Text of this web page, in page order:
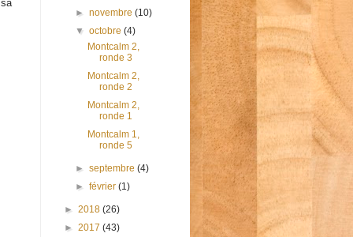
►novembre(10)
▼octobre(4)
Montcalm 2,
ronde 3
Montcalm 2,
ronde 2
Montcalm 2,
ronde 1
Montcalm 1,
ronde 5
►septembre(4)
►février(1)
► 2018 (26)
► 2017 (43)